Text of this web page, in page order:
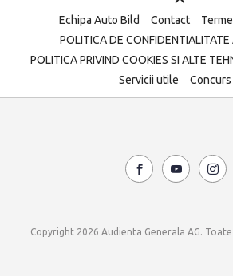
Echipa Auto Bild Contact
POLITICA DE CONFIDENTIALITATE
POLITICA PRIVIND COOKIES SI ALTE
Servicii utile
Concurs
Copyright 2026 Audienta Generala AG.